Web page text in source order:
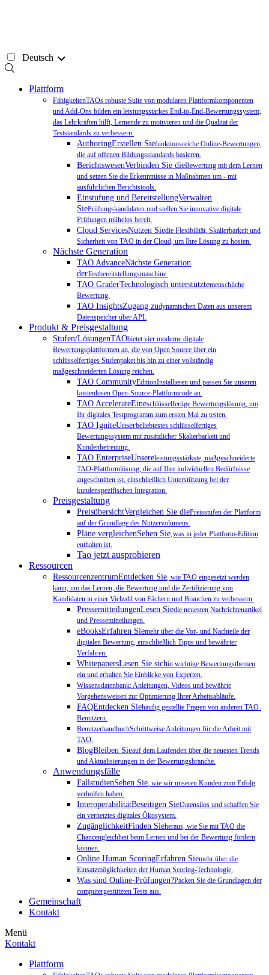
Deutsch
Plattform
FähigkeitenTAOs robuste Suite von modularen Plattformkomponenten
und Add-Ons bilden ein leistungsstarkes End-to-End-Bewertungssystem,
das Lehrkräften hilft, Lernende zu motivieren und die Qualität der
Teststandards zu verbessern.
AuthoringErstellen Siefunktionsreiche Online-Bewertungen,
die auf offenen Bildungsstandards basieren.
BerichtswesenVerbinden Sie dieBewertung mit dem Lernen
und setzen Sie die Erkenntnisse in Maßnahmen um - mit
ausführlichen Berichtstools.
Einstufung und BereitstellungVerwalten
SiePrüfungskandidaten und stellen Sie innovative digitale
Prüfungen mühelos bereit.
Cloud ServicesNutzen Siedie Flexibilität, Skalierbarkeit und
Sicherheit von TAO in der Cloud, um Ihre Lösung zu hosten.
Nächste Generation
TAO AdvanceNächste Generation
derTestbereitstellungsmaschine.
TAO GraderTechnologisch unterstütztemenschliche
Bewertung.
TAO InsightsZugang zudynamischen Daten aus unserem
Datenspeicher über API.
Produkt & Preisgestaltung
Stufen/LösungenTAObietet vier moderne digitale
Bewertungsplattformen an, die von Open Source über ein
schlüsselfertiges Stufenpaket bis hin zu einer vollständig
maßgeschneiderten Lösung reichen.
TAO CommunityEditionInstallieren und passen Sie unseren
kostenlosen Open-Source-Plattformcode an.
TAO AccelerateEineschlüsselfertige Bewertungslösung, um
Ihr digitales Testprogramm zum ersten Mal zu testen.
TAO IgniteUnserbeliebtestes schlüsselfertiges
Bewertungssystem mit zusätzlicher Skalierbarkeit und
Kundenbetreuung.
TAO EnterpriseUnsereleistungsstärkste, maßgeschneiderte
TAO-Plattformlösung, die auf Ihre individuellen Bedürfnisse
zugeschnitten ist, einschließlich Unterstützung bei der
kundenspezifischen Integration.
Preisgestaltung
PreisübersichtVergleichen Sie diePreisstufen der Plattform
auf der Grundlage des Nutzervolumens.
Pläne vergleichenSehen Sie,was in jeder Plattform-Edition
enthalten ist.
Tao jetzt ausprobieren
Ressourcen
RessourcenzentrumEntdecken Sie, wie TAO eingesetzt werden
kann, um das Lernen, die Bewertung und die Zertifizierung von
Kandidaten in einer Vielzahl von Fächern und Branchen zu verbessern.
PressemitteilungenLesen Siedie neuesten Nachrichtenartikel
und Pressemitteilungen.
eBooksErfahren Siemehr über die Vor- und Nachteile der
digitalen Bewertung, einschließlich Tipps und bewährter
Verfahren.
WhitepapersLesen Sie sichin wichtige Bewertungsthemen
ein und erhalten Sie Einblicke von Experten.
Wissensdatenbank: Anleitungen, Videos und bewährte
Vorgehensweisen zur Optimierung Ihrer Arbeitsabläufe.
FAQEntdecken Siehäufig gestellte Fragen von anderen TAO-
Benutzern.
BenutzerhandbuchSchrittweise Anleitungen für die Arbeit mit
TAO.
BlogBleiben Sieauf dem Laufenden über die neuesten Trends
und Aktualisierungen in der Bewertungsbranche.
Anwendungsfälle
FallstudienSehen Sie, wie wir unseren Kunden zum Erfolg
verholfen haben.
InteroperabilitätBeseitigen SieDatensilos und schaffen Sie
ein vernetztes digitales Ökosystem.
ZugänglichkeitFinden Sieheraus, wie Sie mit TAO die
Chancengleichheit beim Lernen und bei der Bewertung fördern
können.
Online Human ScoringErfahren Siemehr über die
Einsatzmöglichkeiten der Human Scoring-Technologie.
Was sind Online-Prüfungen?Packen Sie die Grundlagen der
computergestützten Tests aus.
Gemeinschaft
Kontakt
Menü
Kontakt
Plattform